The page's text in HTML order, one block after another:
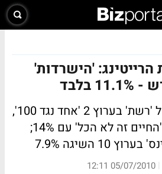
הרייטינג: 'הישרדות'
בלבד
מסחטת הרייטינג של 'רשת' בערוץ 2 'אחד נגד 100',
השיגה רק 14.9%, ו'החיים זה לא הכל' עם 14%;
השיגה 7.9%
|
05/07/2010 12:11